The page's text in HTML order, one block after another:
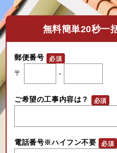
無料簡単20秒一
郵便番号
〒
-
ご希望の工事内容は？
電話番号※ハイフン不要